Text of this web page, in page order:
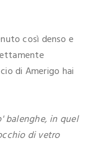
così denso e
di Amerigo hai
balenghe, in quel
di vetro